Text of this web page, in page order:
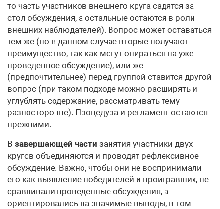
то часть участников внешнего круга садятся за
стол обсуждения, а остальные остаются в роли
внешних наблюдателей). Вопрос может оставаться
тем же (но в данном случае вторые получают
преимущество, так как могут опираться на уже
проведенное обсуждение), или же
(предпочтительнее) перед группой ставится другой
вопрос (при таком подходе можно расширять и
углублять содержание, рассматривать тему
разносторонне). Процедура и регламент остаются
прежними.
В завершающей части занятия участники двух
кругов объединяются и проводят рефлексивное
обсуждение. Важно, чтобы они не воспринимали
его как выявление победителей и проигравших, не
сравнивали проведенные обсуждения, а
ориентировались на значимые выводы, в том